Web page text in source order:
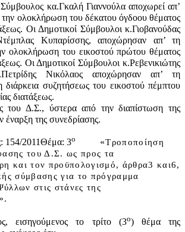
κα.Γκαλή Γιαννούλα αποχωρεί απ’
την ολοκλήρωση του δέκατου όγδοου θέματος
Οι Δημοτικοί Σύμβουλοι κ.Γιοβανούδας
Κυπαρίσσης, αποχώρησαν απ’ τη
ολοκλήρωση του εικοστού πρώτου θέματος
Οι Δημοτικοί Σύμβουλοι κ.Ρεβενικιώτης
Νικόλαος αποχώρησαν απ’ τη
διάρκεια συζητήσεως του εικοστού πέμπτου
διατάξεως.
του Δ.Σ., ύστερα από την διαπίστωση της
έναρξη της συνεδρίασης.
154/2011Θέμα: 3ο «Τροποποίηση
του Δ.Σ. ως προς τα
και τον προϋπολογισμό, άρθρα3 και6,
σύμβασης για το πρόγραμμα
στις στάνες της
».
εισηγούμενος το τρίτο (3ο) θέμα της